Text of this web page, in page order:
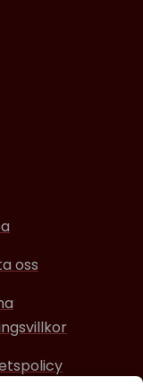
oss